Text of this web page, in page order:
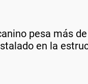
pesa más
en la